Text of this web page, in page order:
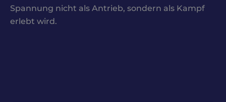
Spannung nicht als Antrieb, sondern als Kampf
erlebt wird.